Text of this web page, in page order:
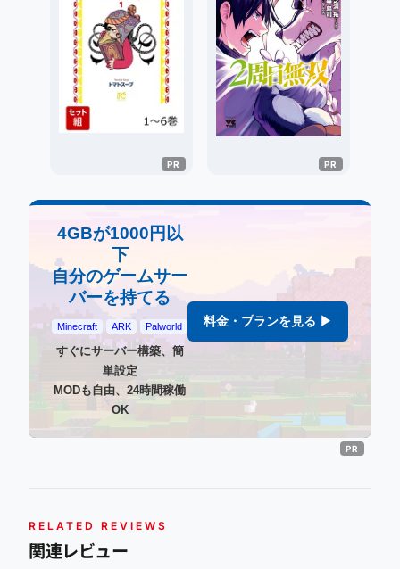
4GBが1000円以
下
自分のゲームサー
バーを持てる
Minecraft ARK Palworld
すぐにサーバー構築、簡
単設定
MODも自由、24時間稼働
OK
料金・プランを見る ▶
RELATED REVIEWS
関連レビュー